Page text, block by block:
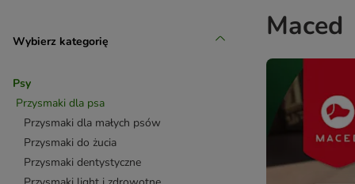
Wybierz kategorię
Psy
Przysmaki dla psa
Przysmaki dla małych psów
Przysmaki do żucia
Przysmaki dentystyczne
Maced